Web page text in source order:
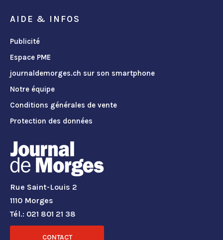
AIDE & INFOS
Publicité
Espace PME
journaldemorges.ch sur son smartphone
Notre équipe
Conditions générales de vente
Protection des données
Rue Saint-Louis 2
1110 Morges
Tél.: 021 801 21 38
CONTACT